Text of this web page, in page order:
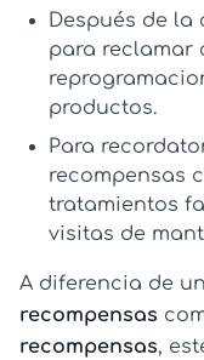
Después de la
para reclamar
productos.
Para
recompensas
tratamientos
visitas de
A diferencia de
recompensas
recompensas,